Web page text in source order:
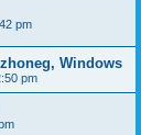
pm
Windows
pm